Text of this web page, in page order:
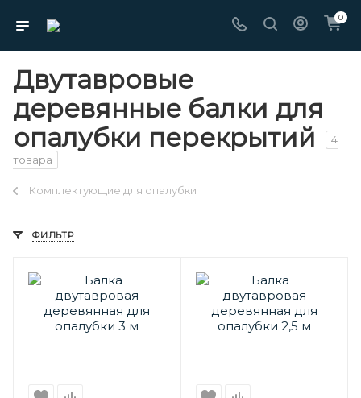
0
Двутавровые
деревянные балки для
опалубки перекрытий
4
товара
Комплектующие для опалубки
ФИЛЬТР